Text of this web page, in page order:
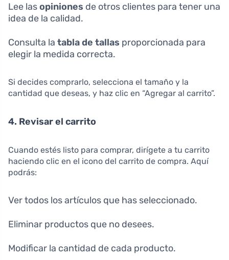
Lee lasopiniones de otros clientes para tener una
idea de la calidad.
Consulta la tabla de tallas proporcionada para
elegir la medida correcta.
Si decides comprarlo, selecciona el tamaño y la
cantidad que deseas, y haz clic en “Agregar al carrito”.
4. Revisar el carrito
Cuando estés listo para comprar, dirígete a tu carrito
haciendo clic en el icono del carrito de compra. Aquí
podrás:
Ver todos los artículos que has seleccionado.
Eliminar productos que no desees.
Modificar la cantidad de cada producto.